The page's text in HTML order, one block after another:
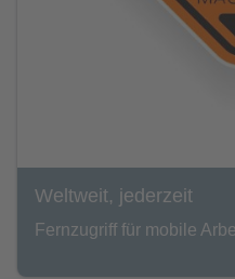
Weltweit, jederzeit
Fernzugriff für mobile